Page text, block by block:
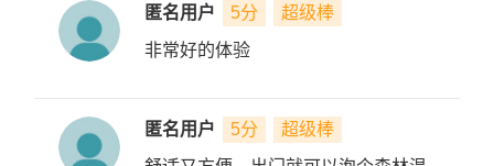
匿名用户 5分
超级棒
非常好的体验
匿名用户 5分
超级棒